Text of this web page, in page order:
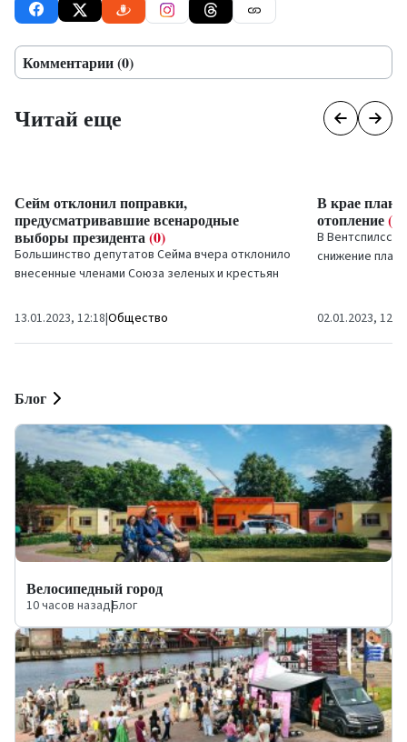
Комментарии (0)
Читай еще
Сейм отклонил поправки,
предусматривавшие всенародные
выборы президента(0)
Большинство депутатов Сейма вчера отклонило
внесенные членами Союза зеленых и крестьян
предусматривали бы,...
13.01.2023, 12:18|Общество
В крае
отопление(0)
В
снижение
02.01.2023, 12:03
Блог
Велосипедный город
10 часов назад|Блог